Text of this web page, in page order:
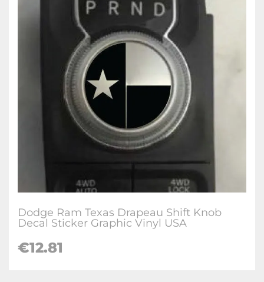
Dodge Ram Texas Drapeau Shift Knob
Decal Sticker Graphic Vinyl USA
€12.81